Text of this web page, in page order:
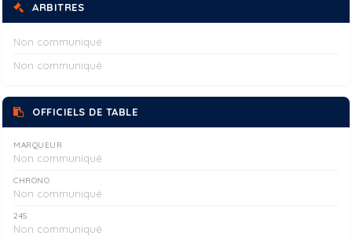
ARBITRES
Non communiqué
Non communiqué
OFFICIELS DE TABLE
MARQUEUR
Non communiqué
CHRONO
Non communiqué
24S
Non communiqué